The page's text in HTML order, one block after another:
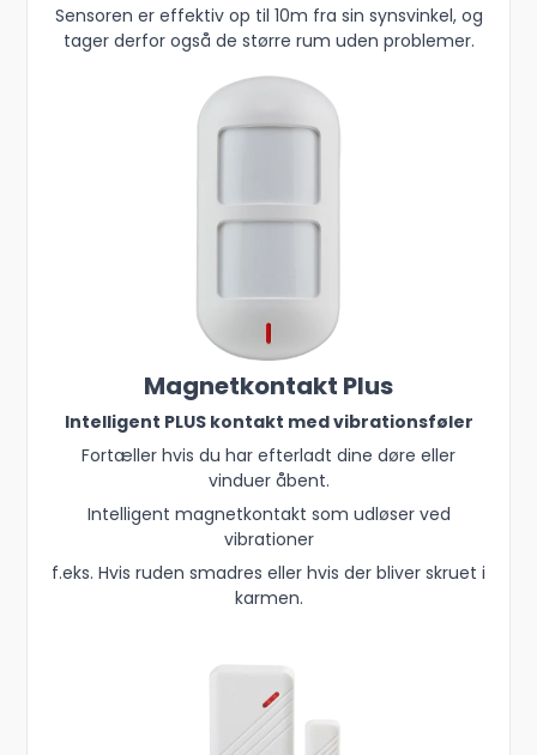
Sensoren er effektiv op til 10m fra sin synsvinkel, og
tager derfor også de større rum uden problemer.
Magnetkontakt Plus
Intelligent PLUS kontakt med vibrationsføler
Fortæller hvis du har efterladt dine døre eller
vinduer åbent.
Intelligent magnetkontakt som udløser ved
vibrationer
f.eks. Hvis ruden smadres eller hvis der bliver skruet i
karmen.